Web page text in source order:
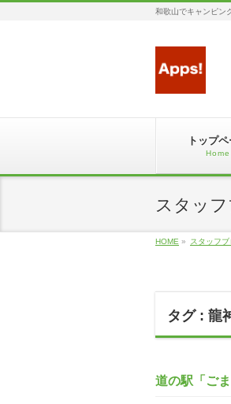
和歌山でキャンピン
トップ
Home
スタッ
HOME » スタッフブ
タグ : 龍
道の駅「ご